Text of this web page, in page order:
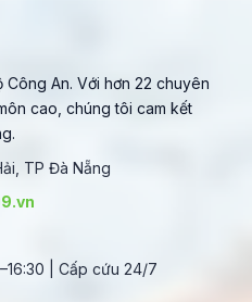
An. Với hơn 22 chuyên
cao, chúng tôi cam kết
TP Đà Nẵng
| Cấp cứu 24/7